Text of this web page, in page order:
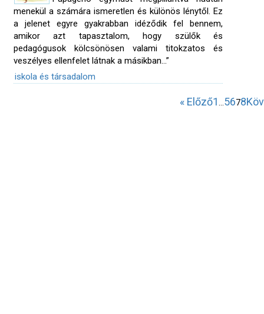
menekül a számára ismeretlen és különös lénytől. Ez
a jelenet egyre gyakrabban idéződik fel bennem,
amikor azt tapasztalom, hogy szülők és
pedagógusok kölcsönösen valami titokzatos és
veszélyes ellenfelet látnak a másikban...”
iskola és társadalom
« Előző1 5678